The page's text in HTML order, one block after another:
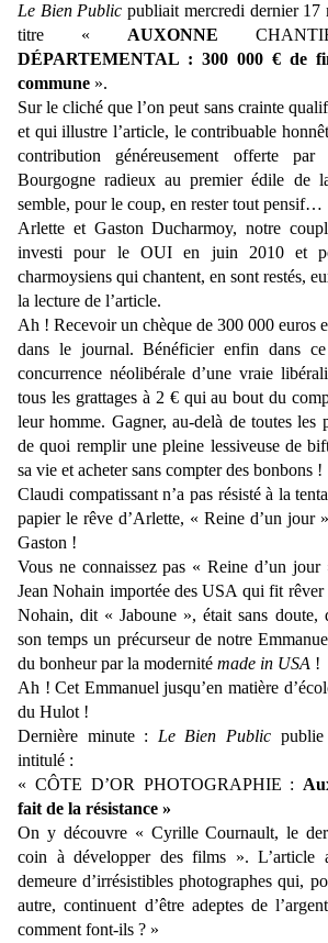
Le Bien Public publiait mercredi dernier 17
titre « AUXONNE
DÉPARTEMENTAL : 300 000 € de
commune ».
Sur le cliché que l’on peut sans crainte
et qui illustre l’article, le contribuable
contribution généreusement offerte
Bourgogne radieux au premier édile de
semble, pour le coup, en rester tout pensif…
Arlette et Gaston Ducharmoy, notre
investi pour le OUI en juin 2010 et
charmoysiens qui chantent, en sont restés,
la lecture de l’article.
Ah ! Recevoir un chèque de 300 000 euros
dans le journal. Bénéficier enfin dans
concurrence néolibérale d’une vraie
tous les grattages à 2 € qui au bout du
leur homme. Gagner, au-delà de toutes les
de quoi remplir une pleine lessiveuse de
sa vie et acheter sans compter des bonbons !
Claudi compatissant n’a pas résisté à la
papier le rêve d’Arlette, « Reine d’un jour
Gaston !
Vous ne connaissez pas « Reine d’un jour
Jean Nohain importée des USA qui fit
Nohain, dit « Jaboune », était sans doute,
son temps un précurseur de notre
du bonheur par la modernité made in USA !
Ah ! Cet Emmanuel jusqu’en matière
du Hulot !
Dernière minute : Le Bien Public
intitulé :
« CÔTE D’OR PHOTOGRAPHIE :
fait de la résistance »
On y découvre « Cyrille Cournault, le
coin à développer des films ». L’article
demeure d’irrésistibles photographes qui,
autre, continuent d’être adeptes de
comment font-ils ? »